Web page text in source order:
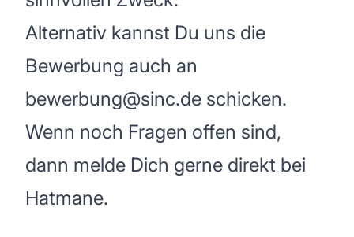
Alternativ kannst Du uns die
Bewerbung auch an
bewerbung@sinc.de schicken.
Wenn noch Fragen offen sind,
dann melde Dich gerne direkt bei
Hatmane.